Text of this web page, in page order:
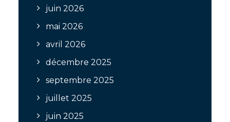
juin 2026
mai 2026
avril 2026
décembre 2025
septembre 2025
juillet 2025
juin 2025